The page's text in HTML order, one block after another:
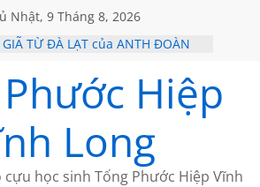
Nhật, 9 Tháng 8, 2026
GIÃ TỪ ĐÀ LẠT của ANTH ĐOÀN
KHÔNG ĐỀ 20 CỦA THÁI LÃO
KHÔNG ĐỀ 19 CỦA THÁI LÃO
CHÙM THƠ CỦA BÍCH HÀHiệp
Long
học sinh Tống Phước Hiệp Vĩnh